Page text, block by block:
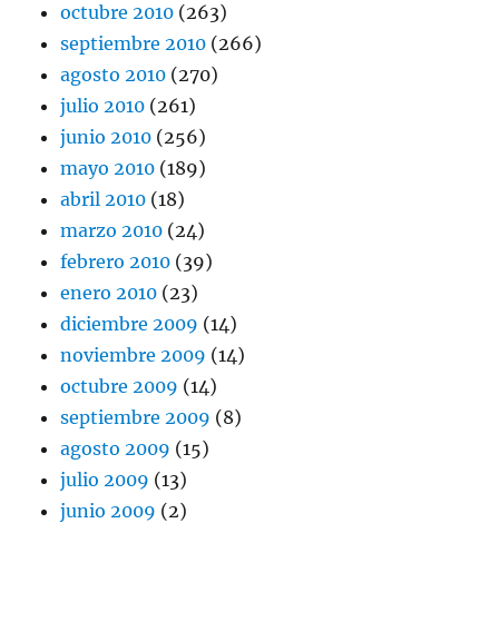
octubre 2010 (263)
septiembre 2010 (266)
agosto 2010 (270)
julio 2010 (261)
junio 2010 (256)
mayo 2010 (189)
abril 2010 (18)
marzo 2010 (24)
febrero 2010 (39)
enero 2010 (23)
diciembre 2009 (14)
noviembre 2009 (14)
octubre 2009 (14)
septiembre 2009 (8)
agosto 2009 (15)
julio 2009 (13)
junio 2009 (2)